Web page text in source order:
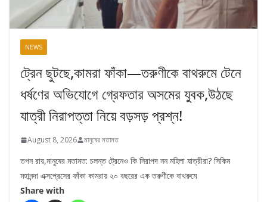
NEWS
ট্রেন ছুটছে,কামরা ফাঁকা—তরুণীকে বাথরুমে টেনে
ধর্ষণের অভিযোগে গ্রেফতার অসমের যুবক,উঠছে
যাত্রী নিরাপত্তা নিয়ে বড়সড় প্রশ্ন!
August 8, 2026 মানুষের মতামত
তপন রায়,মানুষের মতামত: চলন্ত ট্রেনেও কি নিরাপদ নন মহিলা যাত্রীরা? সিকিম
মহানন্দা এক্সপ্রেসের ফাঁকা কামরায় ২০ বছরের এক তরুণীকে বাথরুমে
Share with